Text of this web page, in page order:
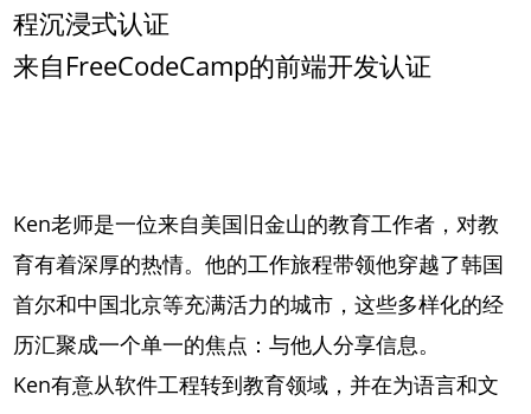
程沉浸式认证
来自FreeCodeCamp的前端开发认证
Ken老师是一位来自美国旧金山的教育工作者，对教
育有着深厚的热情。他的工作旅程带领他穿越了韩国
首尔和中国北京等充满活力的城市，这些多样化的经
历汇聚成一个单一的焦点：与他人分享信息。
Ken有意从软件工程转到教育领域，并在为语言和文